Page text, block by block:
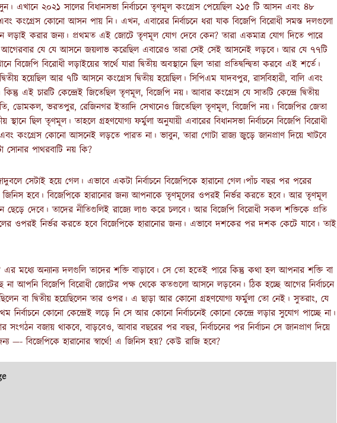
এখানে ২০২১ সালের বিধানসভা নির্বাচনে তৃণমূল কংগ্রেস পেয়েছিল ২১৫ টি আসন এবং ৪৮
কংগ্রেস কোনো আসন পায় নি। এখন, এবারের নির্বাচনে ধরা যাক বিজেপি বিরোধী সমস্ত দলগুলো
লড়াই করার জন্য। প্রথমত এই জোটে তৃণমূল যোগ দেবে কেন? তারা একমাত্র যোগ দিতে পারে
যে যে আসনে জয়লাভ করেছিল এবারেও তারা সেই সেই আসনেই লড়বে। আর যে ৭৭টি
বিরোধী লড়াইয়ের স্বার্থে যারা দ্বিতীয় অবস্থানে ছিল তারা প্রতিদ্বন্দ্বিতা করবে এই শর্তে।
হয়েছিল আর ৭টি আসনে কংগ্রেস দ্বিতীয় হয়েছিল। সিপিএম যাদবপুর, রাসবিহারী, বালি এবং
কিন্তু এই চারটি কেন্দ্রেই জিতেছিল তৃণমূল, বিজেপি নয়। আবার কংগ্রেস যে সাতটি কেন্দ্রে দ্বিতীয়
ডোমকল, ভরতপুর, রেজিনগর ইত্যাদি সেখানেও জিতেছিল তৃণমূল, বিজেপি নয়। বিজেপির জেতা
ছিল তৃণমূল। তাহলে গ্রহণযোগ্য ফর্মুলা অনুযায়ী এবারের বিধানসভা নির্বাচনে বিজেপি বিরোধী
কংগ্রেস কোনো আসনেই লড়তে পারত না। ভাবুন, তারা গোটা রাজ্য জুড়ে জানপ্রাণ দিয়ে খাটবে
পাথরবাটি নয় কি?
সেটাই হয়ে গেল। এভাবে একটা নির্বাচনে বিজেপিকে হারানো গেল।পাঁচ বছর পর পরের
জিনিস হবে। বিজেপিকে হারানোর জন্য আপনাকে তৃণমূলের ওপরই নির্ভর করতে হবে। আর তৃণমূল
ছেড়ে দেবে। তাদের নীতিগুলিই রাজ্যে লাগু করে চলবে। আর বিজেপি বিরোধী সকল শক্তিকে প্রতি
ওপরই নির্ভর করতে হবে বিজেপিকে হারানোর জন্য। এভাবে দশকের পর দশক কেটে যাবে। তাই
মধ্যে অন্যান্য দলগুলি তাদের শক্তি বাড়াবে। সে তো হতেই পারে কিন্তু কথা হল আপনার শক্তি বা
আপনি বিজেপি বিরোধী জোটের পক্ষ থেকে কতগুলো আসনে লড়বেন। ঠিক হচ্ছে আগের নির্বাচনে
বা দ্বিতীয় হয়েছিলেন তার ওপর। এ ছাড়া আর কোনো গ্রহণযোগ্য ফর্মুলা তো নেই। সুতরাং, যে
নির্বাচনে কোনো কেন্দ্রেই লড়ে নি সে আর কোনো নির্বাচনেই কোনো কেন্দ্রে লড়ার সুযোগ পাচ্ছে না।
বজায় থাকবে, বাড়বেও, আবার বছরের পর বছর, নির্বাচনের পর নির্বাচন সে জানপ্রাণ দিয়ে
—- বিজেপিকে হারানোর স্বার্থে! এ জিনিস হয়? কেউ রাজি হবে?